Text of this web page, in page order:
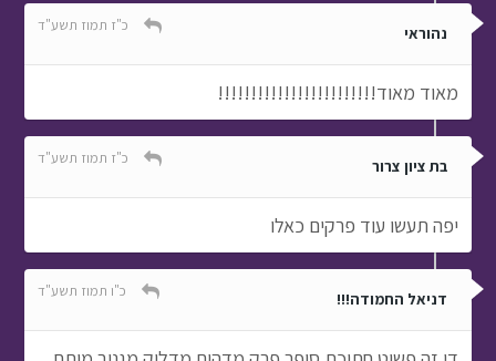
נהוראי כ"ז תמוז תשע"ד
מאוד מאוד!!!!!!!!!!!!!!!!!!!!!!!!
בת ציון צרור כ"ז תמוז תשע"ד
יפה תעשו עוד פרקים כאלו
דניאל החמודה!!! כ"ו תמוז תשע"ד